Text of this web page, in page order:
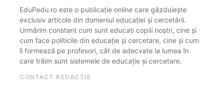
EduPedu.ro este o publicație online care găzduiește
exclusiv articole din domeniul educației și cercetării.
Urmărim constant cum sunt educați copiii noștri, cine și
cum face politicile din educație și cercetare, cine și cum
îi formează pe profesori, cât de adecvate la lumea în
care trăim sunt sistemele de educație și cercetare.
CONTACT REDACȚIE